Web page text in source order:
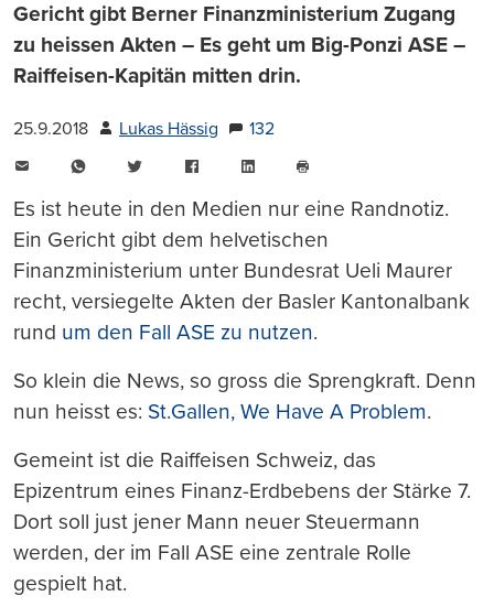
Gericht gibt Berner Finanzministerium Zugang
zu heissen Akten – Es geht um Big-Ponzi ASE –
Raiffeisen-Kapitän mitten drin.
25.9.2018 Lukas Hässig
132
WhatsAppTwitter FacebookLinkedIn
drucken
Es ist heute in den Medien nur eine Randnotiz.
Ein Gericht gibt dem helvetischen
Finanzministerium unter Bundesrat Ueli Maurer
recht, versiegelte Akten der Basler Kantonalbank
rund um den Fall ASE zu nutzen.
So klein die News, so gross die Sprengkraft. Denn
nun heisst es: St.Gallen, We Have A Problem.
Gemeint ist die Raiffeisen Schweiz, das
Epizentrum eines Finanz-Erdbebens der Stärke 7.
Dort soll just jener Mann neuer Steuermann
werden, der im Fall ASE eine zentrale Rolle
gespielt hat.